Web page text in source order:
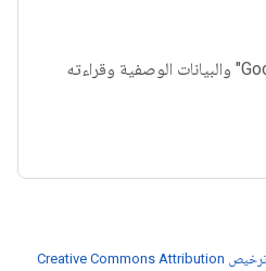
البحث في محتوى "مهام Google" والبيانات الوصفية وقراءته
ترخيص Creative Commons Attribution